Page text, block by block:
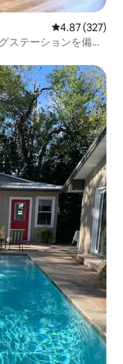
レビュー327
4.87 (327)
ステーションを備え